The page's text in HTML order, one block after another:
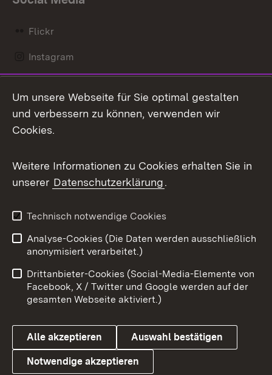
Flickr
Instagram
Mastodon
Messenger
Social Wall
X / Twitter
Youtube
Link zum Landesportal
Benutzungshinweise
Barrierefreiheit
Datenschutz
Cookies
Um unsere Webseite für Sie optimal gestalten
und verbessern zu können, verwenden wir
Cookies.
Weitere Informationen zu Cookies erhalten Sie in
unserer Datenschutzerklärung.
Technisch notwendige Cookies
Analyse-Cookies (Die Daten werden ausschließlich
anonymisiert verarbeitet.)
Drittanbieter-Cookies (Social-Media-Elemente von
Facebook, X / Twitter und Google werden auf der
gesamten Webseite aktiviert.)
Alle akzeptieren Auswahl bestätigen
Notwendige akzeptieren